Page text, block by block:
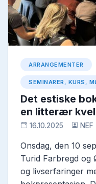
ARRANGEMENTER
SEMINARER, KURS,
Det estiske
en litterær
16.10.2025 NEF
Onsdag, den 10
Turid Farbregd og
og livserfaringer